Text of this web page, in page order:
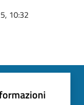
10:32